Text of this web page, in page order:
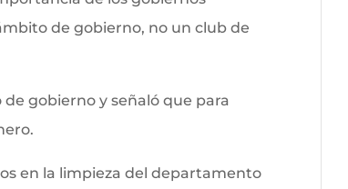
de gobierno, no un club de
gobierno y señaló que para
en la limpieza del departamento